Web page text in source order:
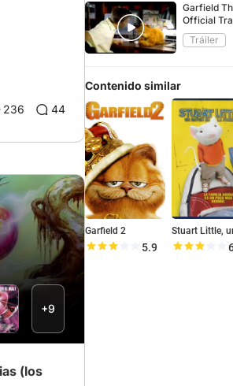
236 44
+9
(los
Garfield
Tráiler
Contenido similar
Garfield 2
5.9